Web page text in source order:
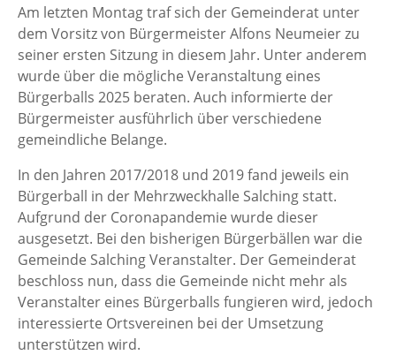
Am letzten Montag traf sich der Gemeinderat unter
dem Vorsitz von Bürgermeister Alfons Neumeier zu
seiner ersten Sitzung in diesem Jahr. Unter anderem
wurde über die mögliche Veranstaltung eines
Bürgerballs 2025 beraten. Auch informierte der
Bürgermeister ausführlich über verschiedene
gemeindliche Belange.
In den Jahren 2017/2018 und 2019 fand jeweils ein
Bürgerball in der Mehrzweckhalle Salching statt.
Aufgrund der Coronapandemie wurde dieser
ausgesetzt. Bei den bisherigen Bürgerbällen war die
Gemeinde Salching Veranstalter. Der Gemeinderat
beschloss nun, dass die Gemeinde nicht mehr als
Veranstalter eines Bürgerballs fungieren wird, jedoch
interessierte Ortsvereinen bei der Umsetzung
unterstützen wird.